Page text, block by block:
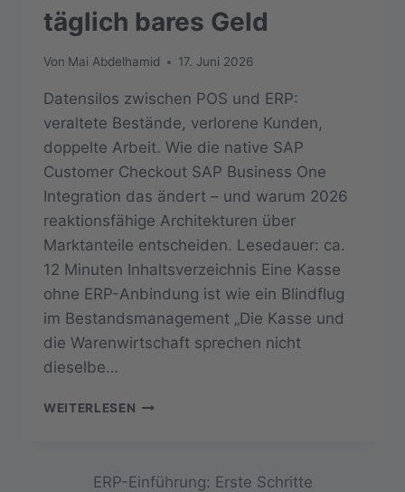
täglich bares Geld
Von Mai Abdelhamid 17. Juni 2026
Datensilos zwischen POS und ERP:
veraltete Bestände, verlorene Kunden,
doppelte Arbeit. Wie die native SAP
Customer Checkout SAP Business One
Integration das ändert – und warum 2026
reaktionsfähige Architekturen über
Marktanteile entscheiden. Lesedauer: ca.
12 Minuten Inhaltsverzeichnis Eine Kasse
ohne ERP-Anbindung ist wie ein Blindflug
im Bestandsmanagement „Die Kasse und
die Warenwirtschaft sprechen nicht
dieselbe…
WEITERLESEN IHRE
ERP
ERP-Einführung: Erste Schritte